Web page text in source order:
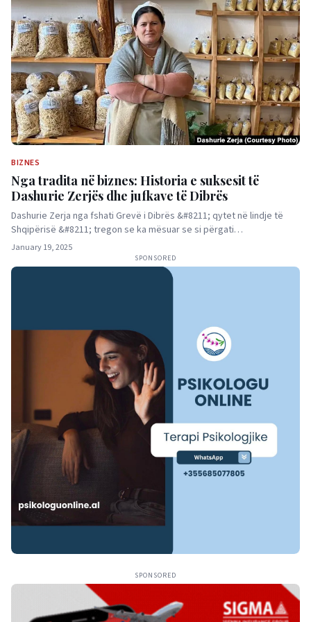
BIZNES
Nga tradita në biznes: Historia e suksesit të
Dashurie Zerjës dhe jufkave të Dibrës
Dashurie Zerja nga fshati Grevë i Dibrës &#8211; qytet në lindje të
Shqipërisë &#8211; tregon se ka mësuar se si përgati…
January 19, 2025
SPONSORED
SPONSORED